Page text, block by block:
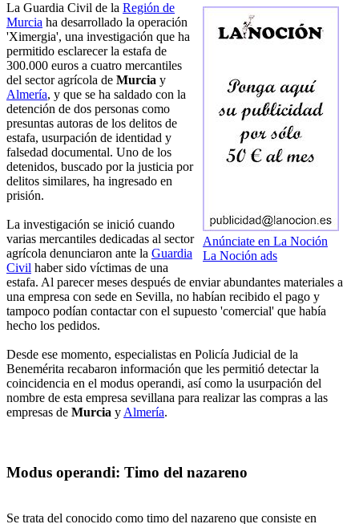
Anúnciate en La Noción
La Noción ads
La Guardia Civil de la Región de
Murcia ha desarrollado la operación
'Ximergia', una investigación que ha
permitido esclarecer la estafa de
300.000 euros a cuatro mercantiles
del sector agrícola de Murcia y
Almería, y que se ha saldado con la
detención de dos personas como
presuntas autoras de los delitos de
estafa, usurpación de identidad y
falsedad documental. Uno de los
detenidos, buscado por la justicia por
delitos similares, ha ingresado en
prisión.
La investigación se inició cuando
varias mercantiles dedicadas al sector
agrícola denunciaron ante la Guardia
Civil haber sido víctimas de una
estafa. Al parecer meses después de enviar abundantes materiales a
una empresa con sede en Sevilla, no habían recibido el pago y
tampoco podían contactar con el supuesto 'comercial' que había
hecho los pedidos.
Desde ese momento, especialistas en Policía Judicial de la
Benemérita recabaron información que les permitió detectar la
coincidencia en el modus operandi, así como la usurpación del
nombre de esta empresa sevillana para realizar las compras a las
empresas de Murcia y Almería.
Modus operandi: Timo del nazareno
Se trata del conocido como timo del nazareno que consiste en